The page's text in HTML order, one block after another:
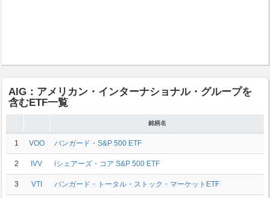
AIG：アメリカン・インターナショナル・グループを
含むETF一覧
銘柄名
1 VOO バンガード・S&P 500 ETF
2 IVV iシェアーズ・コア S&P 500 ETF
3 VTI バンガード・トータル・ストック・マーケットETF